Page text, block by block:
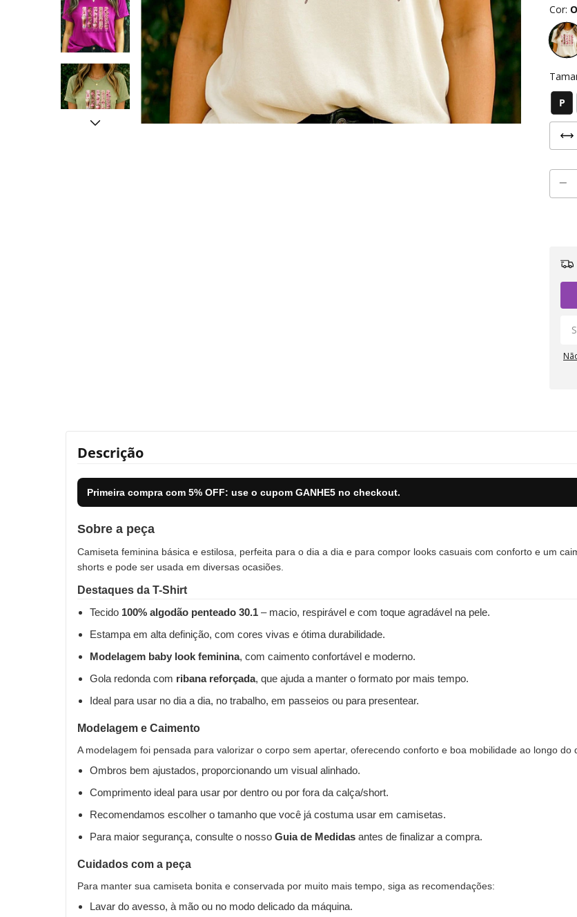
Cor:
P
Descrição
Primeira compra com 5% OFF: use o cupom GANHE5 no checkout.
Sobre a peça
Camiseta feminina básica e estilosa, perfeita para o dia a dia e para compor looks casuais com conforto e um
shorts e pode ser usada em diversas ocasiões.
Destaques da T-Shirt
Tecido 100% algodão penteado 30.1 – macio, respirável e com toque agradável na pele.
Estampa em alta definição, com cores vivas e ótima durabilidade.
Modelagem baby look feminina, com caimento confortável e moderno.
Gola redonda com ribana reforçada, que ajuda a manter o formato por mais tempo.
Ideal para usar no dia a dia, no trabalho, em passeios ou para presentear.
Modelagem e Caimento
A modelagem foi pensada para valorizar o corpo sem apertar, oferecendo conforto e boa mobilidade ao longo do
Ombros bem ajustados, proporcionando um visual alinhado.
Comprimento ideal para usar por dentro ou por fora da calça/short.
Recomendamos escolher o tamanho que você já costuma usar em camisetas.
Para maior segurança, consulte o nosso Guia de Medidas antes de finalizar a compra.
Cuidados com a peça
Para manter sua camiseta bonita e conservada por muito mais tempo, siga as recomendações:
Lavar do avesso, à mão ou no modo delicado da máquina.